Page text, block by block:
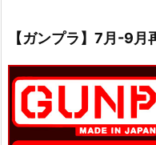
【ガンプラ】7月-9月